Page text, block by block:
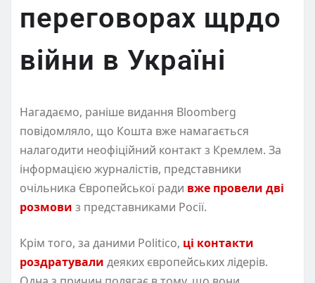
переговорах щрдо
війни в Україні
Нагадаємо, раніше видання Bloomberg
повідомляло, що Кошта вже намагається
налагодити неофіційний контакт з Кремлем. За
інформацією журналістів, представники
очільника Європейської ради вже провели дві
розмови з представниками Росії.
Крім того, за даними Politico, ці контакти
роздратували деяких європейських лідерів.